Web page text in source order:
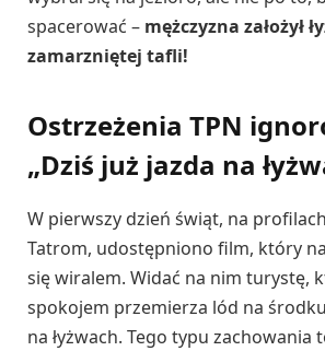
spacerować – mężczyzna założył
zamarzniętej tafli!
Ostrzeżenia TPN
„Dziś już jazda na
W pierwszy dzień świąt, na
Tatrom, udostępniono film, który
się wiralem. Widać na nim turystę,
spokojem przemierza lód na
na łyżwach. Tego typu zachowania